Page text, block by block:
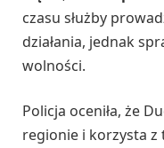
czasu służby
działania, jednak
wolności.
Policja oceniła, że
regionie i korzysta z